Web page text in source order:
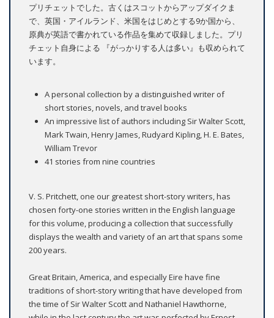
プリチェットでした。古くはスコットからアップダイクま
で、英国・アイルランド、米国をはじめとする9か国から、
原典が英語で書かれている作品を集めて収録しました。プリ
チェット自身による 『がっかりする人は多い』も収められて
います。
A personal collection by a distinguished writer of
short stories, novels, and travel books
An impressive list of authors including Sir Walter Scott,
Mark Twain, Henry James, Rudyard Kipling, H. E. Bates,
William Trevor
41 stories from nine countries
V. S. Pritchett, one our greatest short-story writers, has
chosen forty-one stories written in the English language
for this volume, producing a collection that successfully
displays the wealth and variety of an art that spans some
200 years.
Great Britain, America, and especially Eire have fine
traditions of short-story writing that have developed from
the time of Sir Walter Scott and Nathaniel Hawthorne,